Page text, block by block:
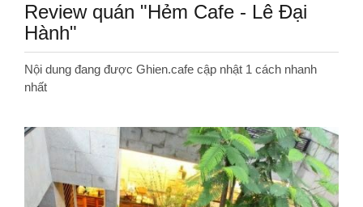
Review quán "Hẻm Cafe - Lê Đại
Hành"
Nội dung đang được Ghien.cafe cập nhật 1 cách nhanh
nhất